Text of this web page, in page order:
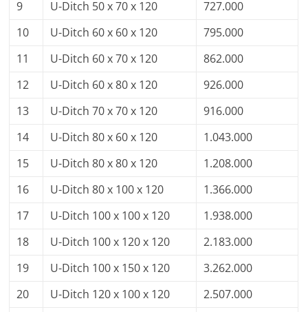
9 U-Ditch 50 x 70 x 120
727.000
10
U-Ditch 60 x 60 x 120
795.000
11
U-Ditch 60 x 70 x 120
862.000
12
U-Ditch 60 x 80 x 120
926.000
13
U-Ditch 70 x 70 x 120
916.000
14
U-Ditch 80 x 60 x 120
1.043.000
15
U-Ditch 80 x 80 x 120
1.208.000
16
U-Ditch 80 x 100 x 120
1.366.000
17
U-Ditch 100 x 100 x 120
1.938.000
18
U-Ditch 100 x 120 x 120
2.183.000
19
U-Ditch 100 x 150 x 120
3.262.000
20
U-Ditch 120 x 100 x 120
2.507.000